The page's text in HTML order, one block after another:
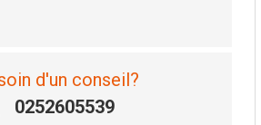
d'un conseil?
0252605539